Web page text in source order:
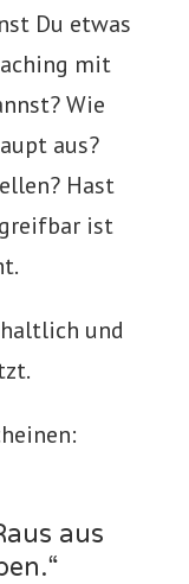
Du etwas
mit
Wie
aus?
Hast
ist
und
aus